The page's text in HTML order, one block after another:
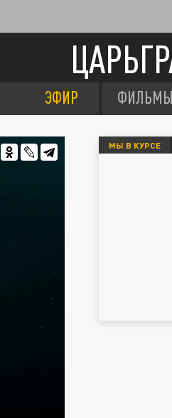
ЭФИР ФИЛЬМЫ
МЫ В КУРСЕ